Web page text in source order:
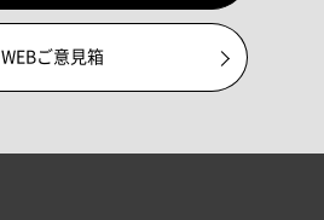
WEBご意見箱